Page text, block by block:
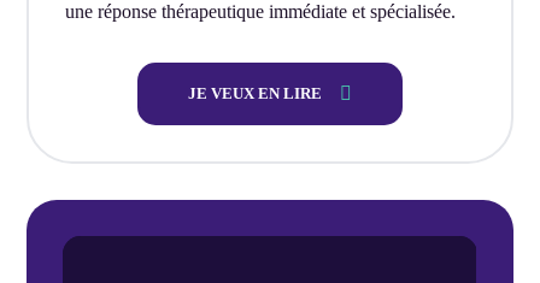
une réponse thérapeutique immédiate et spécialisée.
JE VEUX EN LIRE